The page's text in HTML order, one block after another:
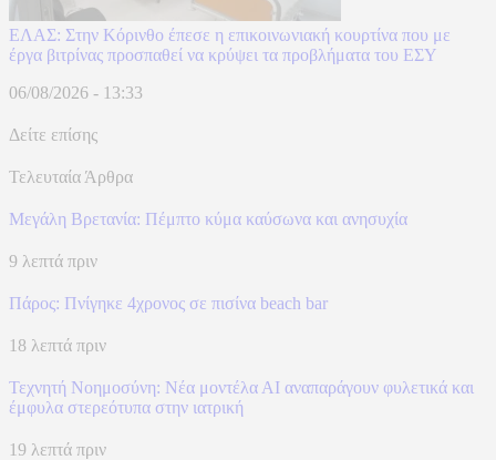
ΕΛΑΣ: Στην Κόρινθο έπεσε η επικοινωνιακή κουρτίνα που με
έργα βιτρίνας προσπαθεί να κρύψει τα προβλήματα του ΕΣΥ
06/08/2026 - 13:33
Δείτε επίσης
Τελευταία Άρθρα
Μεγάλη Βρετανία: Πέμπτο κύμα καύσωνα και ανησυχία
9 λεπτά πριν
Πάρος: Πνίγηκε 4χρονος σε πισίνα beach bar
18 λεπτά πριν
Τεχνητή Νοημοσύνη: Νέα μοντέλα ΑΙ αναπαράγουν φυλετικά και
έμφυλα στερεότυπα στην ιατρική
19 λεπτά πριν